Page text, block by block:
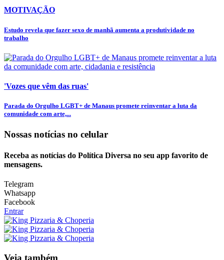
MOTIVAÇÃO
Estudo revela que fazer sexo de manhã aumenta a produtividade no
trabalho
'Vozes que vêm das ruas'
Parada do Orgulho LGBT+ de Manaus promete reinventar a luta da
comunidade com arte,...
Nossas notícias no celular
Receba as notícias do Política Diversa no seu app favorito de
mensagens.
Telegram
Whatsapp
Facebook
Entrar
Veja também